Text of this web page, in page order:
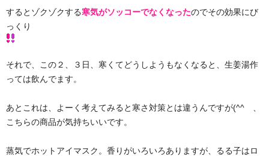
するとゾクゾクする寒気がソッコーでなくなったのでその効果にび
っくり
それで、この２、３日、寒くてどうしようもなくなると、生姜湯作
っては飲んでます。
あとこれは、よーく考えてみると寒さ対策とは違うんですが(^^ゞ、
こちらの商品が気持ちいいです。
蒸気でホットアイマスク。香りがいろいろありますが、るる子はロ